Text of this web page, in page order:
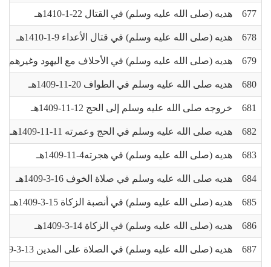
677 هديه (صلى الله عليه وسلم) في القتال 22-1-1410هـ
678 هديه (صلى الله عليه وسلم) في قتال الأعداء 9-1-1410هـ
679 هديه (صلى الله عليه وسلم) في الأحلاف مع اليهود وغيرهم 8-1-1410هـ
680 هديه صلى الله عليه وسلم في الطواف 20-11-1409هـ
681 خروجه صلى الله عليه وسلم إلى الحج 12-11-1409هـ
682 هديه صلى الله عليه وسلم في الحج وعمرته 11-11-1409هـ
683 هديه (صلى الله عليه وسلم) في هجرته4-11-1409هـ
684 هديه صلى الله عليه وسلم في صلاة الخوف 16-3-1409هـ
685 هديه (صلى الله عليه وسلم) في أنصبة الزكاة 15-3-1409هـ
686 هديه (صلى الله عليه وسلم) في الزكاة 14-3-1409هـ
687 هديه (صلى الله عليه وسلم) في الصلاة على المدين 13-3-1409هـ